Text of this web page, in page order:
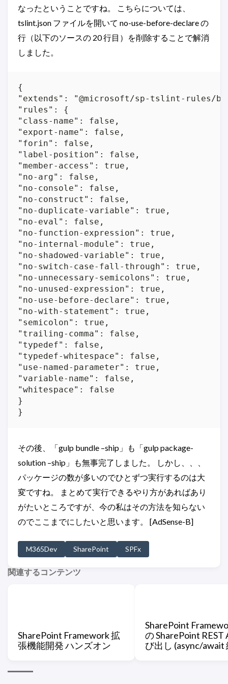
なったということですね。 こちらについては、
tslint.json ファイルを開いて no-use-before-declare の
行（以下のソースの 20 行目）を削除することで解消
しました。
{
"extends": "@microsoft/sp-tslint-rules/
"rules": {
"class-name": false,
"export-name": false,
"forin": false,
"label-position": false,
"member-access": true,
"no-arg": false,
"no-console": false,
"no-construct": false,
"no-duplicate-variable": true,
"no-eval": false,
"no-function-expression": true,
"no-internal-module": true,
"no-shadowed-variable": true,
"no-switch-case-fall-through": true,
"no-unnecessary-semicolons": true,
"no-unused-expression": true,
"no-use-before-declare": true,
"no-with-statement": true,
"semicolon": true,
"trailing-comma": false,
"typedef": false,
"typedef-whitespace": false,
"use-named-parameter": true,
"variable-name": false,
"whitespace": false
}
その後、「gulp bundle –ship」も「gulp package-
solution –ship」も無事完了しました。 しかし、、、
パッケージの数が多いのでひとずつ実行するのは大
変ですね。 まとめて実行できるやり方があればあり
がたいところですが、今の私はその方法を知らない
のでここまでにしたいと思います。 [AdSense-B]
M365Dev SharePoint SPFx
関連するコンテンツ
SharePoint Framework 拡
張機能開発 ハンズオン
SharePoint
の SharePoint REST
び出し (async/await